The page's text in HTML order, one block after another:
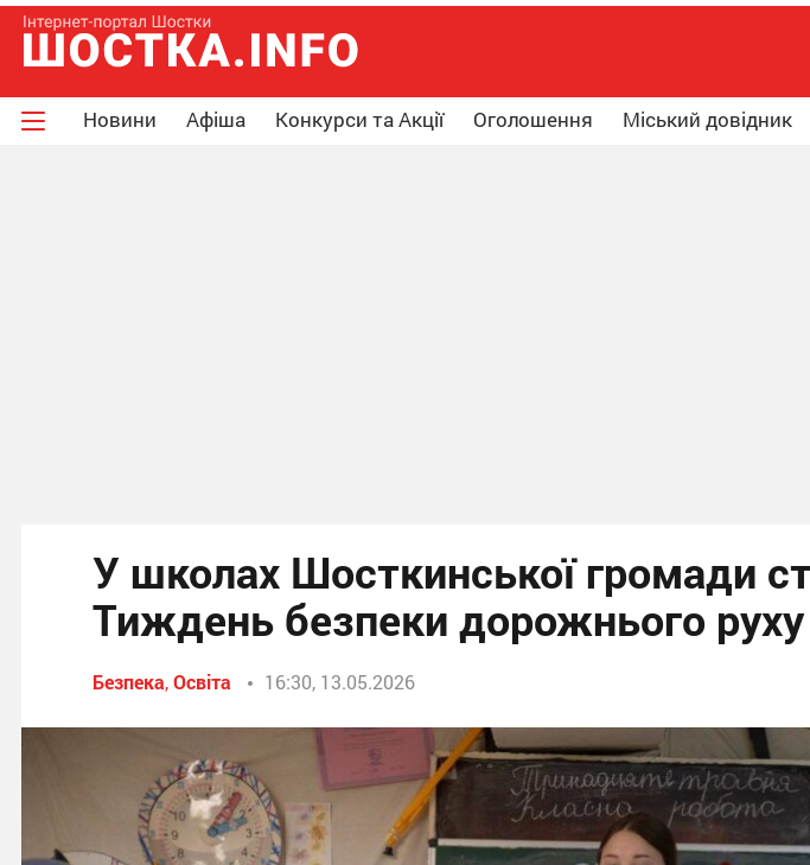
Новини Афіша Конкурси та Акції Оголошення Міський довідник
У школах Шосткинської громади
Тиждень безпеки дорожнього руху
Безпека,Освіта 16:30, 13.05.2026